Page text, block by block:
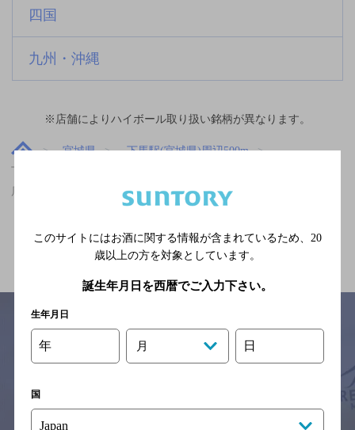
四国
九州・沖縄
※店舗によりハイボール取り扱い銘柄が異なります。
宮城県
下馬駅(宮城県)周辺500m
下馬駅(宮城県)周辺500m,エスニック・無国籍,夜景が楽しめるのお
店
関連ページ
サイトマップ 利用規約
念のためお店にご確認の上ご来店くださいますようお願い申し上げま
このサイトにはお酒に関する情報が含まれているため、 20
歳以上の方を対象としています。
誕生年月日を西暦でご入力下さい。
生年月日
年 月 日
国